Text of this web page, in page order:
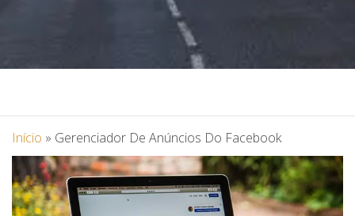
Início » Gerenciador De Anúncios Do Facebook